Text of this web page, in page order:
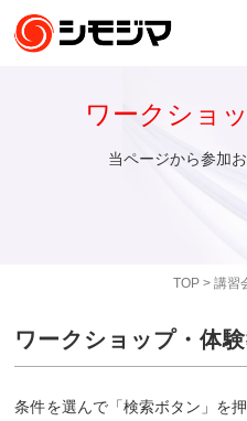
TOP> 講習
ワークショ
当ページから参加
ワークショップ・体
条件を選んで「検索ボタン」を